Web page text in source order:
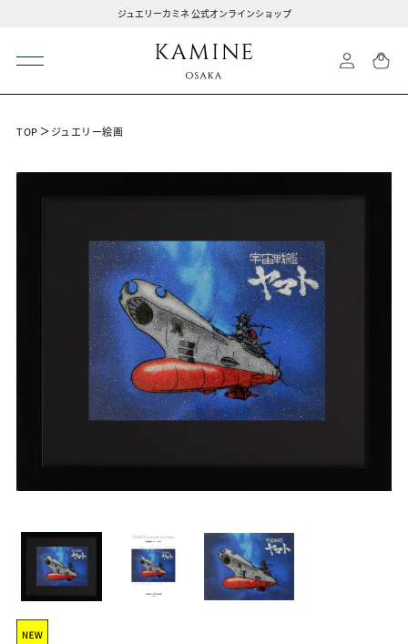
ジュエリーカミネ 公式オンラインショップ
TOP ジュエリー絵画